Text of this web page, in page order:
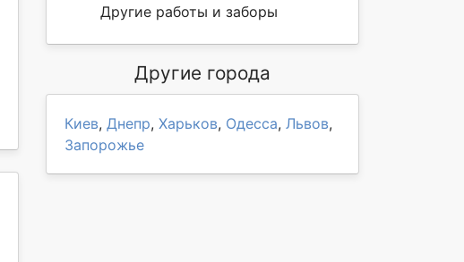
Другие работы и заборы
Другие города
Киев, Днепр, Харьков, Одесса, Львов,
Запорожье